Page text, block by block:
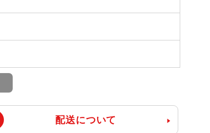
配送について